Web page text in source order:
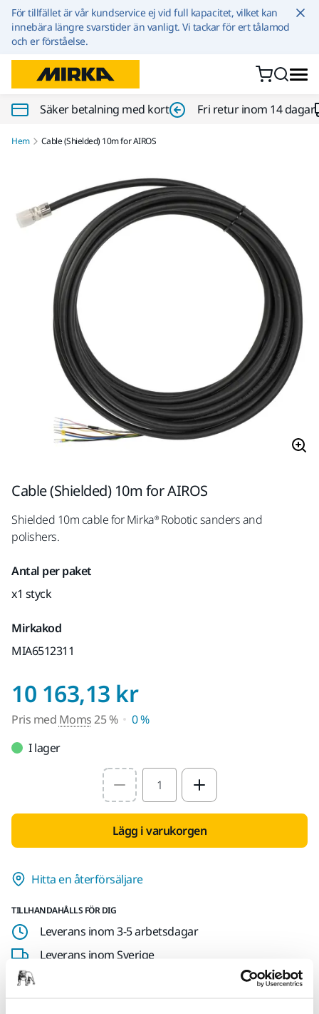
Hoppa till innehållet
För tillfället är vår kundservice ej vid full kapacitet, vilket kan
innebära längre svarstider än vanligt. Vi tackar för ert tålamod
och er förståelse.
Säker betalning med kort Fri retur inom 14 dagar
Hem Cable (Shielded) 10m for AIROS
Cable (Shielded) 10m for AIROS
Shielded 10m cable for Mirka® Robotic sanders and
polishers.
Antal per paket
x1 styck
Mirkakod
MIA6512311
10 163,13 krPris med Moms
Pris med Moms25 %
0 %
I lager
Select quantity value
Lägg i varukorgen
Hitta en återförsäljare
TILLHANDAHÅLLS FÖR DIG
Leverans inom 3-5 arbetsdagar
Leverans inom Sverige